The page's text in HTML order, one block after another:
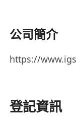
公司簡介
https://
登記資訊